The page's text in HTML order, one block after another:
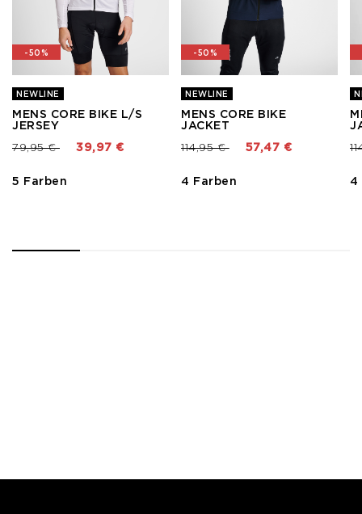
-50%
NEWLINE
MENS CORE BIKE L/S
JERSEY
Preis reduziert von
79,95 €bis 39,97 €
5 Farben
-50%
NEWLINE
MENS CORE BIKE
JACKET
Preis reduziert von
114,95 €bis 57,47 €
4 Farben 4